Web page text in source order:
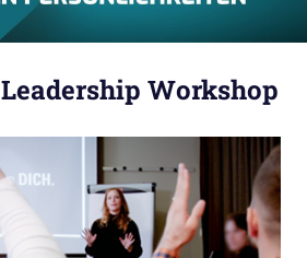
BIZZ
Leadership Workshop